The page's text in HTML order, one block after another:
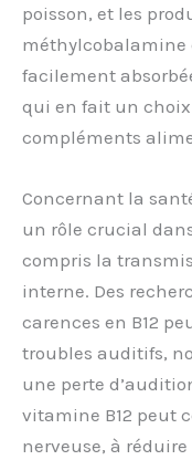
poisson, et les
méthylcobalamine
facilement
qui en fait un
compléments
Concernant la
un rôle crucial
compris la
interne. Des
carences en B12
troubles auditifs,
une perte
vitamine B12 peut
nerveuse, à